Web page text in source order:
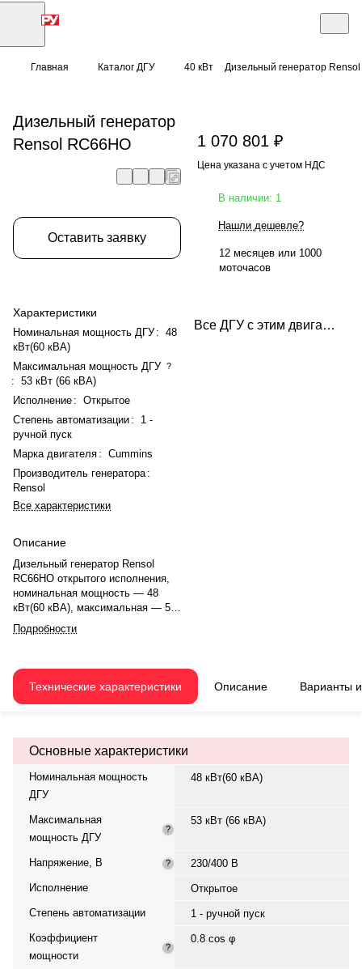
Главная Каталог ДГУ 40 кВт Дизельный генератор
Дизельный генератор
Rensol RC66HO
Оставить заявку
Характеристики
Номинальная мощность ДГУ : 48
кВт(60 кВА)
Максимальная мощность ДГУ ?
: 53 кВт (66 кВА)
Исполнение : Открытое
Степень автоматизации :
1 -
ручной пуск
Марка двигателя : Cummins
Производитель генератора :
Rensol
Все характеристики
Описание
Дизельный генератор Rensol
RC66HO открытого исполнения,
номинальная мощность — 48
кВт(60 кВА), максимальная — 53
кВт (66 кВА). Двигатель Cummins
4BTA3.9-G2, рядное, 4.0-
оборотов. Номинальная
мощность двигателя — 58 кВт.
жидкостная, объём — 8.3 л,
смазки — 10.9 л. Частота
Генератор синхронный, 3-фазный,
230/400 В, 50 Гц, класс изоляции
100% нагрузке, 11.6 л/ч при 75%.
Панель управления — DSE DSE
Степень сжатия — 17.3:1.
Диаметр цилиндра х ход поршня
габариты: 1850×850×1260 мм.
12 месяцев или 1000 моточасов.
Подробности
1 070 801 ₽
Цена указана с учетом НДС
В наличии: 1
Нашли дешевле?
12 месяцев или 1000
моточасов
Все ДГУ с этим двигателем
Технические характеристики Описание Варианты
Основные характеристики
Номинальная мощность
ДГУ
48 кВт(60 кВА)
Максимальная
мощность ДГУ
?
53 кВт (66 кВА)
Напряжение, В ?
230/400 В
Исполнение
Открытое
Степень автоматизации
1 - ручной пуск
Коэффициент
мощности
?
0.8 cos φ